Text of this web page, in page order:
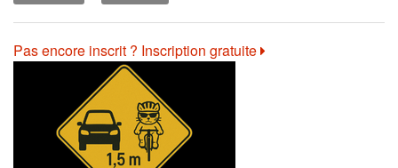
Pas encore inscrit ? Inscription gratuite